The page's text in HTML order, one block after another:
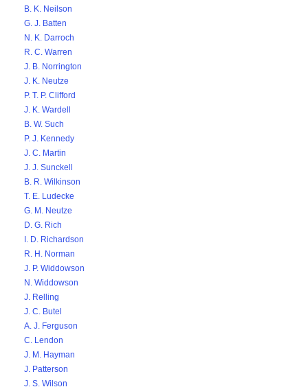
B. K. Neilson
G. J. Batten
N. K. Darroch
R. C. Warren
J. B. Norrington
J. K. Neutze
P. T. P. Clifford
J. K. Wardell
B. W. Such
P. J. Kennedy
J. C. Martin
J. J. Sunckell
B. R. Wilkinson
T. E. Ludecke
G. M. Neutze
D. G. Rich
I. D. Richardson
R. H. Norman
J. P. Widdowson
N. Widdowson
J. Relling
J. C. Butel
A. J. Ferguson
C. Lendon
J. M. Hayman
J. Patterson
J. S. Wilson